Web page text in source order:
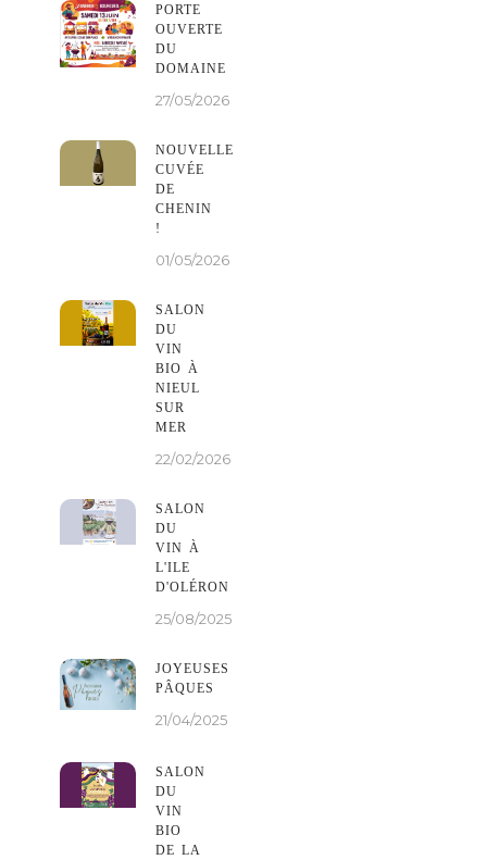
PORTE
OUVERTE
DU
DOMAINE
27/05/2026
NOUVELLE
CUVÉE
DE
CHENIN
!
01/05/2026
SALON
DU
VIN
BIO À
NIEUL
SUR
MER
22/02/2026
SALON
DU
VIN À
L'ILE
D'OLÉRON
25/08/2025
JOYEUSES
PÂQUES
21/04/2025
SALON
DU
VIN
BIO
DE LA